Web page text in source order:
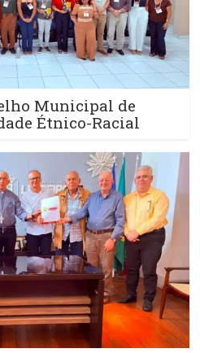
Municipal de
Étnico-Racial